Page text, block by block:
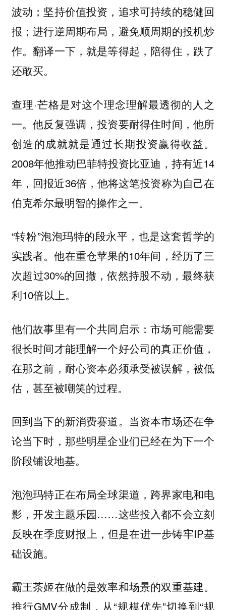
波动；坚持价值投资，追求可持续的稳健回
报；进行逆周期布局，避免顺周期的投机炒
作。翻译一下，就是等得起，陪得住，跌了
还敢买。
查理·芒格是对这个理念理解最透彻的人之
一。他反复强调，投资要耐得住时间，他所
创造的成就就是通过长期投资赢得收益。
2008年他推动巴菲特投资比亚迪，持有近14
年，回报近36倍，他将这笔投资称为自己在
伯克希尔最明智的操作之一。
“转粉”泡泡玛特的段永平，也是这套哲学的
实践者。他在重仓苹果的10年间，经历了三
次超过30%的回撤，依然持股不动，最终获
利10倍以上。
他们故事里有一个共同启示：市场可能需要
很长时间才能理解一个好公司的真正价值，
在那之前，耐心资本必须承受被误解，被低
估，甚至被嘲笑的过程。
回到当下的新消费赛道。当资本市场还在争
论当下时，那些明星企业们已经在为下一个
阶段铺设地基。
泡泡玛特正在布局全球渠道，跨界家电和电
影，开发主题乐园……这些投入都不会立刻
反映在季度财报上，但是在进一步铸牢IP基
础设施。
霸王茶姬在做的是效率和场景的双重基建。
推行GMV分成制，从“规模优先”切换到“规